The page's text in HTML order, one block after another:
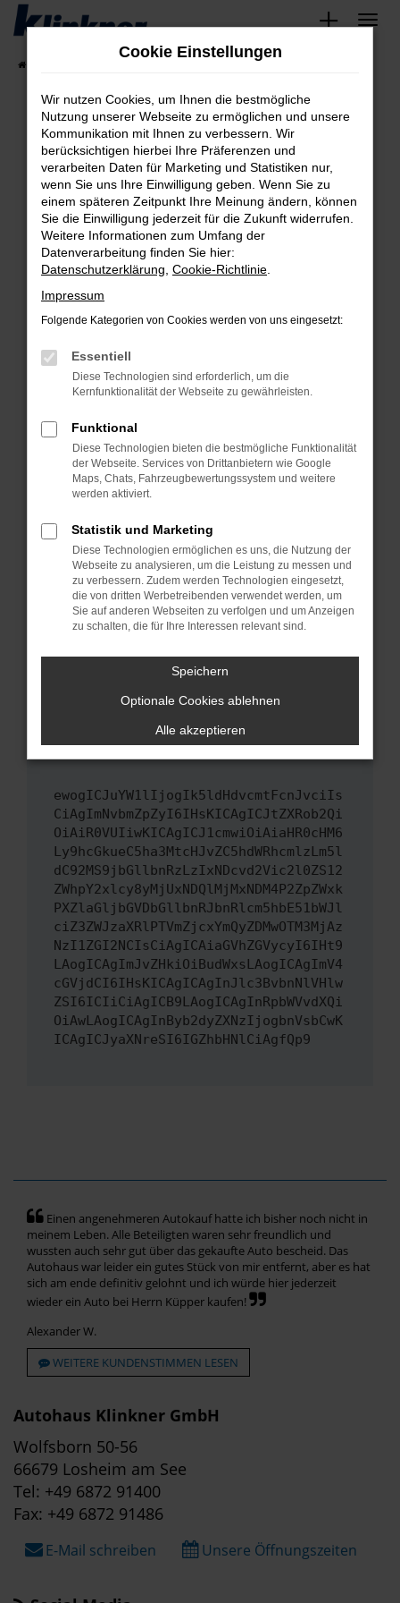
Zum
springen
Fehler: Network Error
Beim Laden ist ein Fehler aufgetreten.
Hier sind ein paar Tipps, die dir helfen können:
Überprüfe deine Firewall und deine
Internetverbindung.
Laden andere Webseiten, zum Beispiel deine
Suchmaschine?
Prüfe deine Browsererweiterungen.
können das Laden bestimmter Seiten
verhindern. Funktioniert die Seite in einem
anderen Browser oder in einem privaten
Starte dein Gerät neu.
Das kann manchmal helfen, vorübergehende
Probleme zu beheben.
Betriebssystem auf dem neuesten Stand
sind.
Veraltete Software birgt nicht nur ein
Sicherheitsrisiko, sondern kann auch dazu
führen, dass bestimmte Funktionen nicht mehr
unterstützt werden.
Wende dich an den Webseitenbetreiber.
Wenn du alle oben genannten Schritte versucht
hast, kontaktiere uns bitte. Wir werden
versuchen, das Problem zu beheben. Du kannst
uns diesen Text schicken, um uns bei der
ewogICJuYW1lIjogIk5ldHdvcmtFcnJvciIs
CiAgImNvbmZpZyI6IHsKICAgICJtZXRob2Qi
OiAiR0VUIiwKICAgICJ1cmwiOiAiaHR0cHM6
Ly9hcGkueC5ha3MtcHJvZC5hdWRhcmlzLm5l
dC92MS9jbGllbnRzLzIxNDcvd2Vic2l0ZS12
ZWhpY2xlcy8yMjUxNDQlMjMxNDM4P2ZpZWxk
PXZlaGljbGVDbGllbnRJbnRlcm5hbE51bWJl
ciZ3ZWJzaXRlPTVmZjcxYmQyZDMwOTM3MjAz
NzI1ZGI2NCIsCiAgICAiaGVhZGVycyI6IHt9
LAogICAgImJvZHkiOiBudWxsLAogICAgImV4
cGVjdCI6IHsKICAgICAgInJlc3BvbnNlVHlw
ZSI6ICIiCiAgICB9LAogICAgInRpbWVvdXQi
OiAwLAogICAgInByb2dyZXNzIjogbnVsbCwK
ICAgICJyaXNreSI6IGZhbHNlCiAgfQp9
Einen angenehmeren Autokauf hatte ich bisher noch nicht in
meinem Leben. Alle Beteiligten waren sehr freundlich und
wussten auch sehr gut über das gekaufte Auto bescheid. Das
Autohaus war leider ein gutes Stück von mir entfernt, aber es hat
sich am ende definitiv gelohnt und ich würde hier jederzeit
wieder ein Auto bei Herrn Küpper kaufen!
Alexander W.
WEITERE KUNDENSTIMMEN LESEN
Autohaus Klinkner GmbH
Wolfsborn 50-56
66679 Losheim am See
Tel: +49 6872 91400
Fax: +49 6872 91486
E-Mail schreiben Unsere Öffnungszeiten
Cookie Einstellungen
Wir nutzen Cookies, um Ihnen die bestmögliche
Nutzung unserer Webseite zu ermöglichen und unsere
Kommunikation mit Ihnen zu verbessern. Wir
berücksichtigen hierbei Ihre Präferenzen und
verarbeiten Daten für Marketing und Statistiken nur,
wenn Sie uns Ihre Einwilligung geben. Wenn Sie zu
einem späteren Zeitpunkt Ihre Meinung ändern, können
Sie die Einwilligung jederzeit für die Zukunft widerrufen.
Weitere Informationen zum Umfang der
Datenverarbeitung finden Sie hier:
Datenschutzerklärung Cookie-Richtlinie
Impressum
Folgende Kategorien von Cookies werden von uns eingesetzt:
Essentiell
Diese Technologien sind erforderlich, um die
Kernfunktionalität der Webseite zu gewährleisten.
Funktional
Diese Technologien bieten die bestmögliche Funktionalität
der Webseite. Services von Drittanbietern wie Google
Maps, Chats, Fahrzeugbewertungssystem und weitere
werden aktiviert.
Statistik und Marketing
Diese Technologien ermöglichen es uns, die Nutzung der
Webseite zu analysieren, um die Leistung zu messen und
zu verbessern. Zudem werden Technologien eingesetzt,
die von dritten Werbetreibenden verwendet werden, um
Sie auf anderen Webseiten zu verfolgen und um Anzeigen
zu schalten, die für Ihre Interessen relevant sind.
Speichern
Optionale Cookies ablehnen
Alle akzeptieren